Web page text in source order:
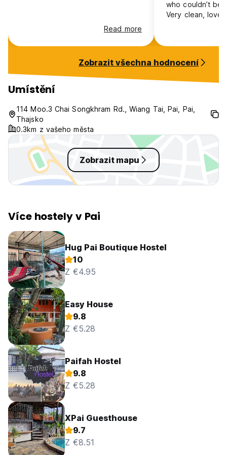
Read more
who couldn’t be
Very clean,
Zobrazit všechna hodnocení
Umístění
114 Moo.3 Chai Songkhram Rd., Wiang Tai, Pai, Pai,
Thajsko
0.3km z vašeho města
Zobrazit mapu
Více hostely v Pai
Hug Pai Boutique Hostel
10
Z €4.95
Easy House
9.8
Z €5.28
Paifah Hostel
9.8
Z €5.28
XPai Guesthouse
9.7
Z €8.51